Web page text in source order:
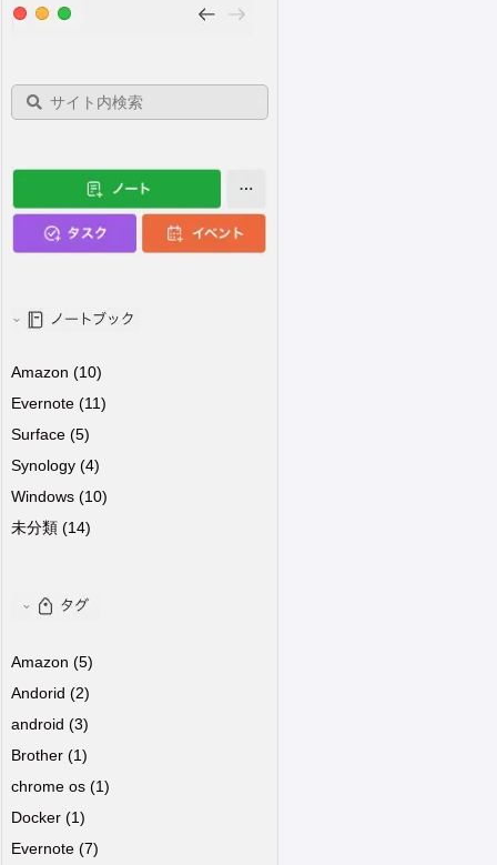
Amazon (10)
Evernote (11)
Surface (5)
Synology (4)
Windows (10)
未分類 (14)
Amazon (5)
Andorid (2)
android (3)
Brother (1)
chrome os (1)
Docker (1)
Evernote (7)